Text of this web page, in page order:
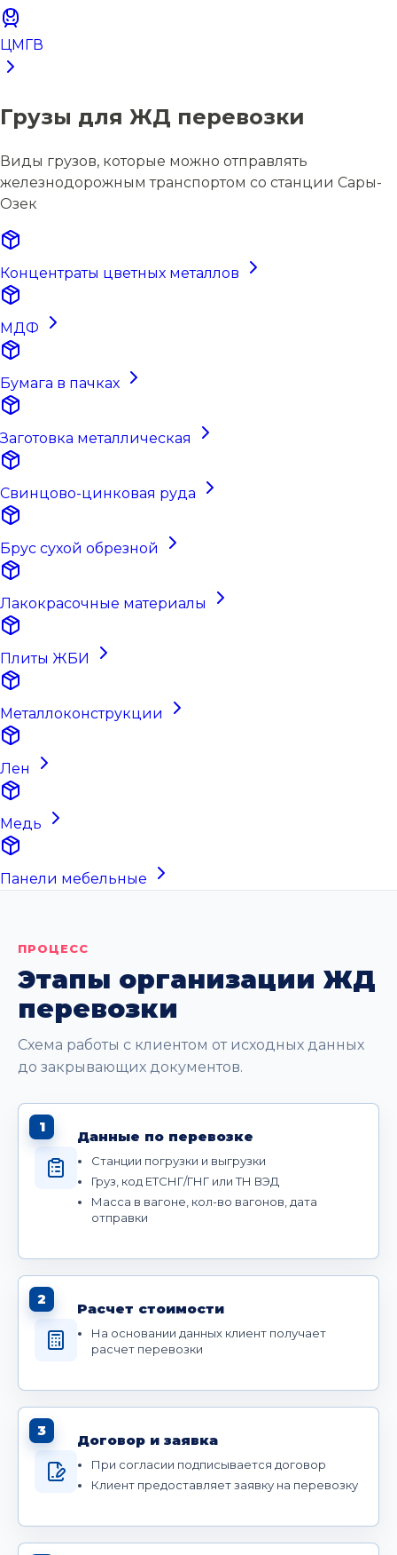
ЦМГВ
Грузы для ЖД перевозки
Виды грузов, которые можно отправлять
железнодорожным транспортом со станции Сары-
Озек
Концентраты цветных металлов
МДФ
Бумага в пачках
Заготовка металлическая
Свинцово-цинковая руда
Брус сухой обрезной
Лакокрасочные материалы
Плиты ЖБИ
Металлоконструкции
Лен
Медь
Панели мебельные
ПРОЦЕСС
Этапы организации ЖД
перевозки
Схема работы с клиентом от исходных данных
до закрывающих документов.
1
Данные по перевозке
Станции погрузки и выгрузки
Груз, код ЕТСНГ/ГНГ или ТН ВЭД
Масса в вагоне, кол-во вагонов, дата
отправки
2
Расчет стоимости
На основании данных клиент получает
расчет перевозки
3
Договор и заявка
При согласии подписывается договор
Клиент предоставляет заявку на перевозку